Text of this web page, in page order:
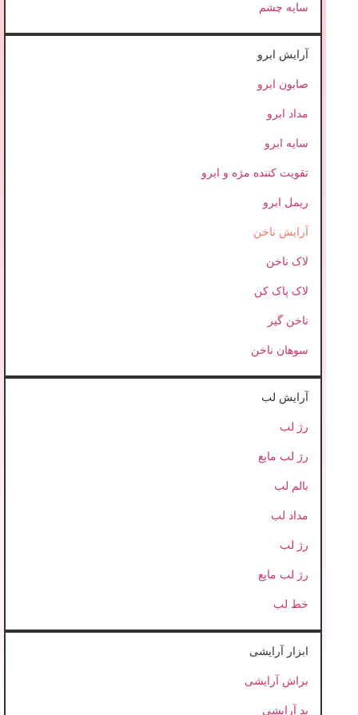
سایه چشم
آرایش ابرو
صابون ابرو
مداد ابرو
سایه ابرو
تقویت کننده مژه و ابرو
ریمل ابرو
آرایش ناخن
لاک ناخن
لاک پاک کن
ناخن گیر
سوهان ناخن
آرایش لب
رژ لب
رژ لب مایع
بالم لب
مداد لب
رژ لب
رژ لب مایع
خط لب
ابزار آرایشی
براش آرایشی
پد آرایشی